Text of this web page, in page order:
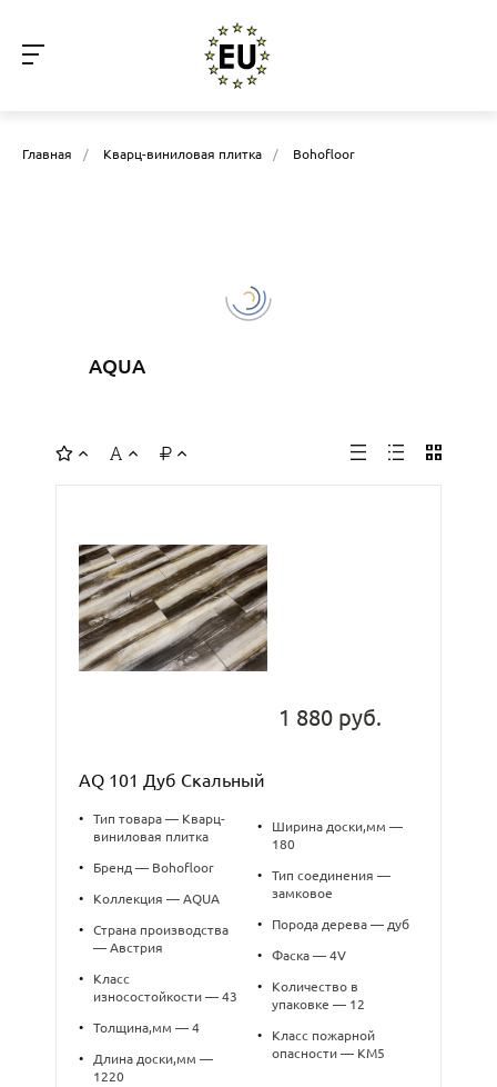
Главная / Кварц-виниловая плитка / Bohofloor
AQUA
1 880 руб.
AQ 101 Дуб Скальный
•
Тип товара — Кварц-
виниловая плитка
• Бренд — Bohofloor
• Коллекция — AQUA
•
Страна производства
— Австрия
•
Класс
износостойкости — 43
• Толщина,мм — 4
•
Длина доски,мм —
1220
•
Ширина доски,мм —
180
•
Тип соединения —
замковое
• Порода дерева — дуб
• Фаска — 4V
•
Количество в
упаковке — 12
•
Класс пожарной
опасности — КМ5